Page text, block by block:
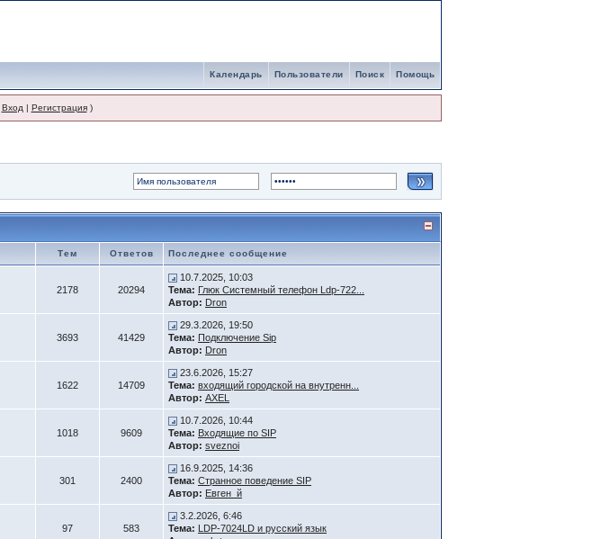
Помощь
Поиск
Пользователи
Календарь
Вход | Регистрация)
Тем Ответов Последнее сообщение
2178 20294
10.7.2025, 10:03
Тема: Глюк Системный телефон Ldp-722...
Автор: Dron
3693 41429
29.3.2026, 19:50
Тема: Подключение Sip
Автор: Dron
1622 14709
23.6.2026, 15:27
Тема: входящий городской на внутренн...
Автор: AXEL
1018 9609
10.7.2026, 10:44
Тема: Входящие по SIP
Автор: sveznoi
301 2400
16.9.2025, 14:36
Тема: Странное поведение SIP
Автор: Евген_й
97 583
3.2.2026, 6:46
Тема: LDP-7024LD и русский язык